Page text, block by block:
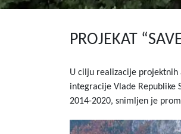
PROJEKAT
U cilju realizacije projektnih
integracije Vlade Republike
2014-2020, snimljen je